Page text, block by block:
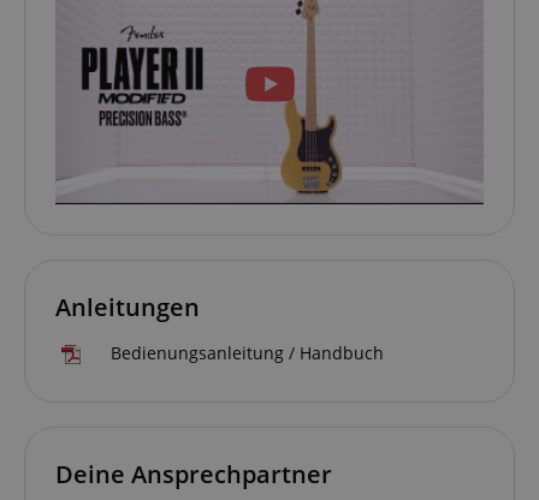
Anleitungen
Bedienungsanleitung / Handbuch
Deine Ansprechpartner